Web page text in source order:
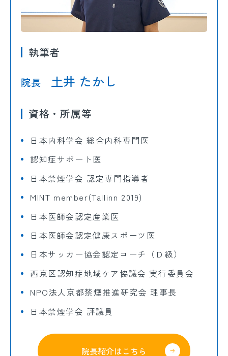
執筆者
院長 土井 たかし
資格・所属等
日本内科学会 総合内科専門医
認知症サポート医
日本禁煙学会 認定専門指導者
MINT member(Tallinn 2019)
日本医師会認定産業医
日本医師会認定健康スポーツ医
日本サッカー協会認定コーチ（Ｄ級）
西京区認知症地域ケア協議会 実行委員会
NPO法人京都禁煙推進研究会 理事長
日本禁煙学会 評議員
院長紹介はこちら